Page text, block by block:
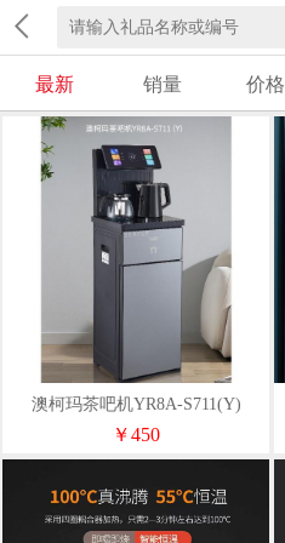
最新 销量 价格
澳柯玛茶吧机YR8A-S711(Y)
￥450